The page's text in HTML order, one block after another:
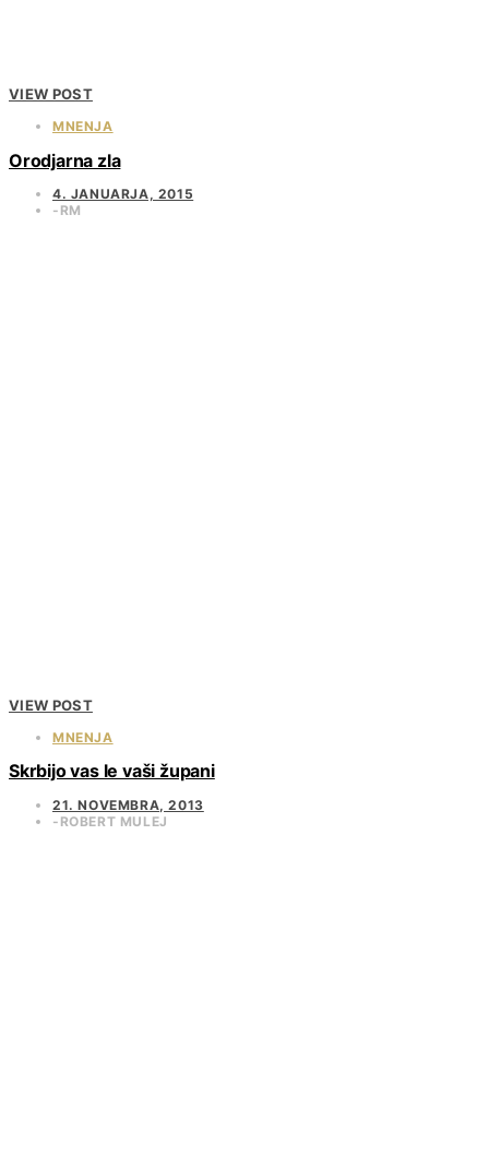
VIEW POST
MNENJA
Orodjarna zla
4. JANUARJA, 2015
RM
VIEW POST
MNENJA
Skrbijo vas le vaši župani
21. NOVEMBRA, 2013
ROBERT MULEJ